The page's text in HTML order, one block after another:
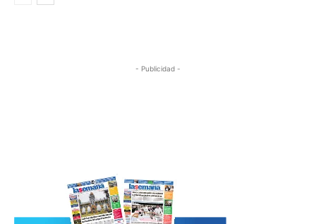
- Publicidad -